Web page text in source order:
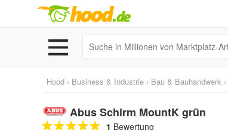
Hood › Business & Industrie › Bau & Bauhandwerk ›
Abus Schirm MountK grün
1 Bewertung